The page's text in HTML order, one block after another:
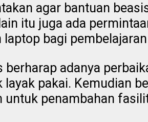
agar bantuan
itu juga ada
bagi
berharap adanya
layak pakai. Kemudian
untuk penambahan